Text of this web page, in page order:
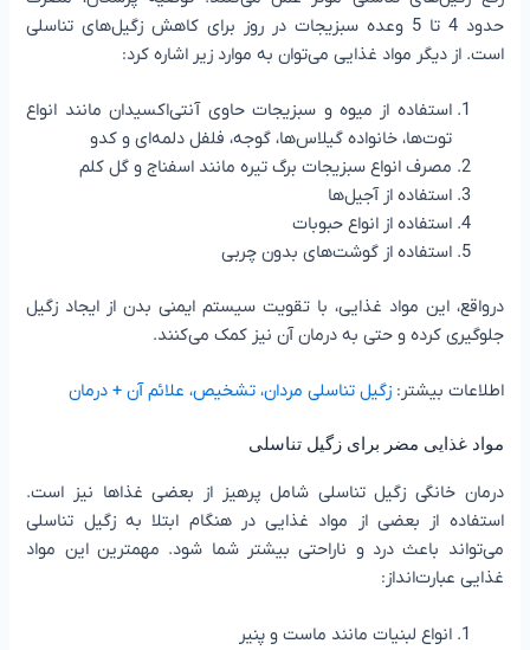
حدود 4 تا 5 وعده سبزیجات در روز برای کاهش زگیل‌های تناسلی
است. از دیگر مواد غذایی می‌توان به موارد زیر اشاره کرد:
استفاده از میوه و سبزیجات حاوی آنتی‌اکسیدان مانند انواع
توت‌ها، خانواده گیلاس‌ها، گوجه، فلفل دلمه‌ای و کدو
مصرف انواع سبزیجات برگ تیره مانند اسفناج و گل کلم
استفاده از آجیل‌ها
استفاده از انواع حبوبات
استفاده از گوشت‌های بدون چربی
درواقع، این مواد غذایی، با تقویت سیستم ایمنی بدن از ایجاد زگیل
جلوگیری کرده و حتی به درمان آن نیز کمک می‌کنند.
اطلاعات بیشتر:زگیل تناسلی مردان، تشخیص، علائم آن + درمان
مواد غذایی مضر برای زگیل تناسلی
درمان خانگی زگیل تناسلی شامل پرهیز از بعضی غذاها نیز است.
استفاده از بعضی از مواد غذایی در هنگام ابتلا به زگیل تناسلی
می‌تواند باعث درد و ناراحتی بیشتر شما شود. مهمترین این مواد
غذایی عبارت‌انداز:
انواع لبنیات مانند ماست و پنیر